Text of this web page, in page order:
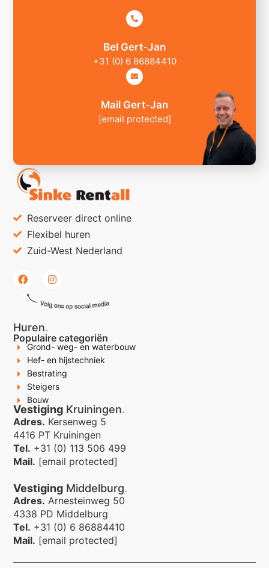
Reserveer direct online
Flexibel huren
Zuid-West Nederland
Huren.
Populaire categoriën
Grond- weg- en waterbouw
Hef- en hijstechniek
Bestrating
Steigers
Bouw
Vestiging Kruiningen.
Adres. Kersenweg 5
4416 PT Kruiningen
Tel. +31 (0) 113 506 499
Mail. [email protected]
Vestiging Middelburg.
Adres. Arnesteinweg 50
4338 PD Middelburg
Tel. +31 (0) 6 86884410
Mail. [email protected]
Bel Gert-Jan
+31 (0) 6 86884410
Mail Gert-Jan
[email protected]